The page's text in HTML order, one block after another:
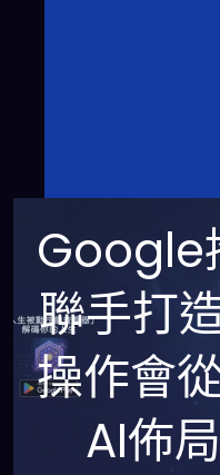
Google
聯手打
操作會
AI佈